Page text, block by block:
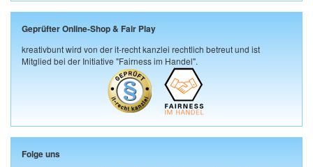
Geprüfter Online-Shop & Fair Play
kreativbunt wird von der it-recht kanzlei rechtlich betreut und ist
Mitglied bei der Initiative "Fairness im Handel".
Folge uns